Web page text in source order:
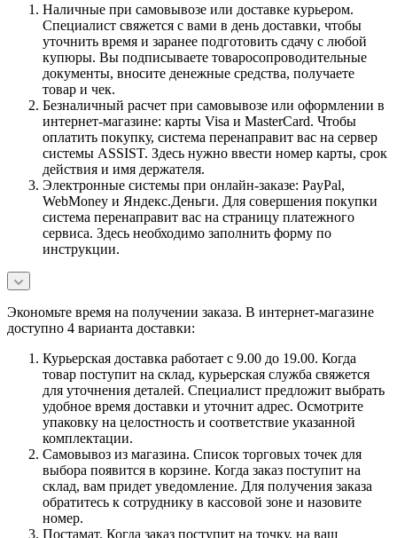
Наличные при самовывозе или доставке курьером.
Специалист свяжется с вами в день доставки, чтобы
уточнить время и заранее подготовить сдачу с любой
купюры. Вы подписываете товаросопроводительные
документы, вносите денежные средства, получаете
товар и чек.
Безналичный расчет при самовывозе или оформлении в
интернет-магазине: карты Visa и MasterCard. Чтобы
оплатить покупку, система перенаправит вас на сервер
системы ASSIST. Здесь нужно ввести номер карты, срок
действия и имя держателя.
Электронные системы при онлайн-заказе: PayPal,
WebMoney и Яндекс.Деньги. Для совершения покупки
система перенаправит вас на страницу платежного
сервиса. Здесь необходимо заполнить форму по
инструкции.
Экономьте время на получении заказа. В интернет-магазине
доступно 4 варианта доставки:
Курьерская доставка работает с 9.00 до 19.00. Когда
товар поступит на склад, курьерская служба свяжется
для уточнения деталей. Специалист предложит выбрать
удобное время доставки и уточнит адрес. Осмотрите
упаковку на целостность и соответствие указанной
комплектации.
Самовывоз из магазина. Список торговых точек для
выбора появится в корзине. Когда заказ поступит на
склад, вам придет уведомление. Для получения заказа
обратитесь к сотруднику в кассовой зоне и назовите
номер.
Постамат. Когда заказ поступит на точку, на ваш